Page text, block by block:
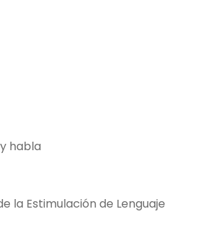
habla
la Estimulación de Lenguaje